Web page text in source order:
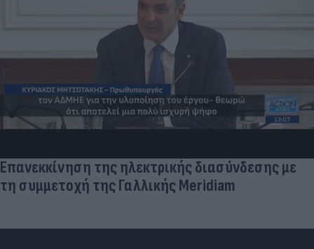
Επανεκκίνηση της ηλεκτρικής διασύνδεσης με
τη συμμετοχή της Γαλλικής Meridiam